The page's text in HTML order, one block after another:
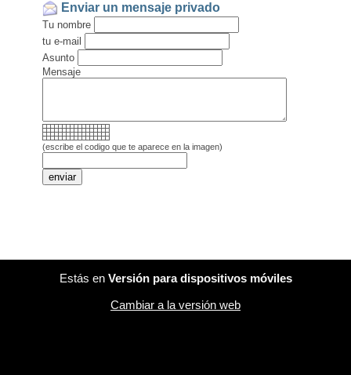
Enviar un mensaje privado
Tu nombre
tu e-mail
Asunto
Mensaje
(escribe el codigo que te aparece en la imagen)
Estás en Versión para dispositivos móviles
Cambiar a la versión web